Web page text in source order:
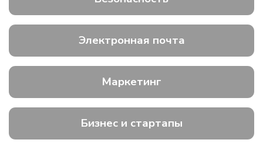
Электронная почта
Маркетинг
Бизнес и стартапы